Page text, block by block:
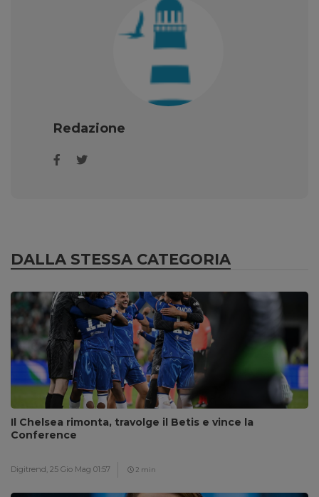
Redazione
DALLA STESSA CATEGORIA
Il Chelsea rimonta, travolge il Betis e vince la
Conference
Digitrend, 25 Gio Mag 01:57 2 min